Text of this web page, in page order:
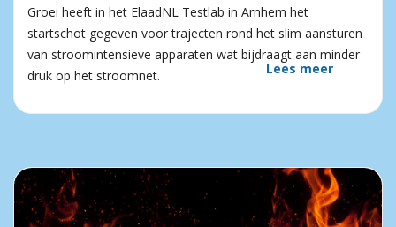
Groei heeft in het ElaadNL Testlab in Arnhem het
startschot gegeven voor trajecten rond het slim aansturen
van stroomintensieve apparaten wat bijdraagt aan minder
druk op het stroomnet.
Lees meer